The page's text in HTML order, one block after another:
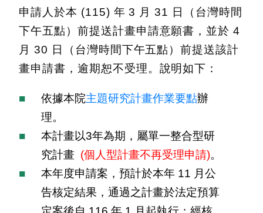
申請人於本 (115) 年 3 月 31 日（台灣時間
下午五點）前提送計畫申請意願書，並於 4
月 30 日（台灣時間下午五點）前提送該計
畫申請書，逾期恕不受理。說明如下：
依據本院主題研究計畫作業要點辦
理。
本計畫以3年為期，屬單一整合型研
究計畫 (個人型計畫不再受理申請)。
本年度申請案，預計於本年 11 月公
告核定結果，通過之計畫於法定預算